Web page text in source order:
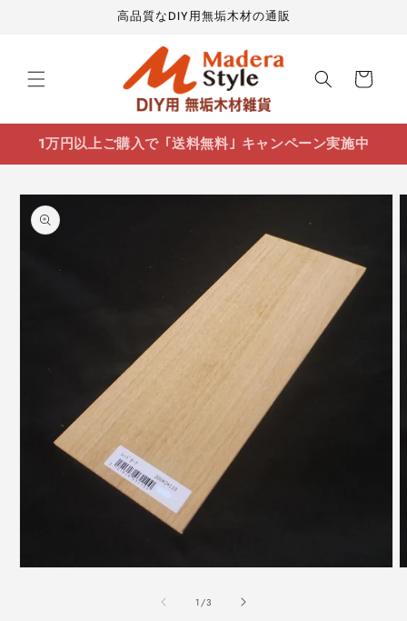
高品質なDIY用無垢木材の通販
ー
1万円以上ご購入で ｢送料無料｣ キャンペーン実施中
商品情
報にス
キップ
1 /の
3